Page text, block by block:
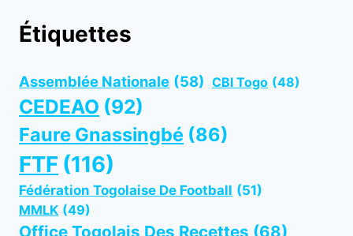
Étiquettes
Assemblée Nationale (58) CBI Togo (48)
CEDEAO (92)
Faure Gnassingbé (86)
FTF (116)
Fédération Togolaise De Football (51)
MMLK (49)
Office Togolais Des Recettes (68)